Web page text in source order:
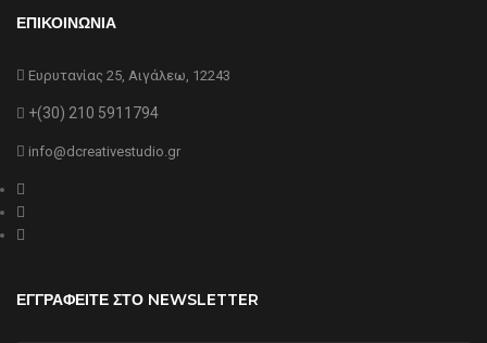
ΕΠΙΚΟΙΝΩΝΙΑ
Ευρυτανίας 25, Αιγάλεω, 12243
+(30) 210 5911794
info@dcreativestudio.gr
ΕΓΓΡΑΦΕΙΤΕ ΣΤΟ NEWSLETTER